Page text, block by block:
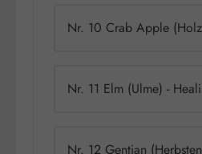
Nr. 10 Crab Apple
Nr. 11 Elm (Ulme) -
Nr. 12 Gentian